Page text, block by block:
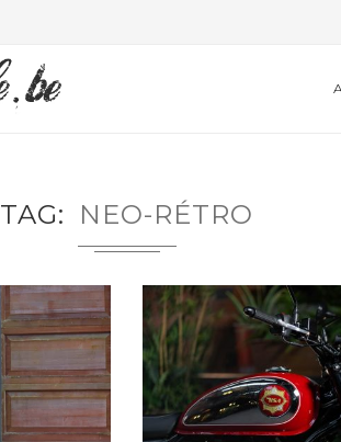
TAG NEO-RÉTRO
LA 22ÈME ÉDITION DE LA
BOURSE...